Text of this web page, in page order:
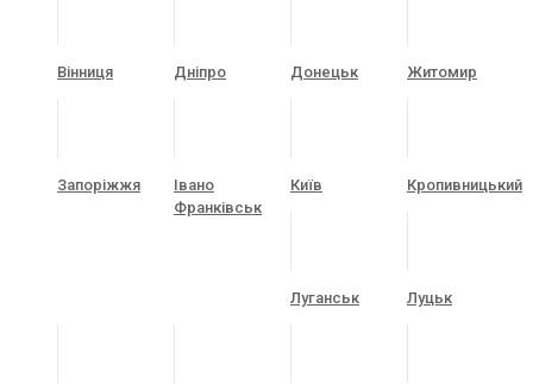
Вінниця Дніпро Донецьк Житомир
Запоріжжя
Івано
Франківськ
Київ Кропивницький
Луганськ Луцьк